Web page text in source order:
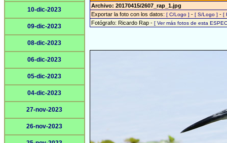
10-dic-2023
09-dic-2023
08-dic-2023
06-dic-2023
05-dic-2023
04-dic-2023
27-nov-2023
26-nov-2023
Archivo: 20170415/2607_rap_1.jpg
Exportar la foto con los datos: [ C/Logo ] - [ S/Logo ] - [
Fotógrafo: Ricardo Rap - [ Ver más fotos de esta